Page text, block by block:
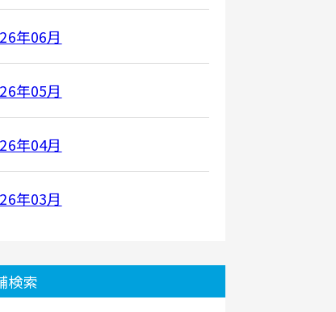
年06月
年05月
年04月
年03月
検索